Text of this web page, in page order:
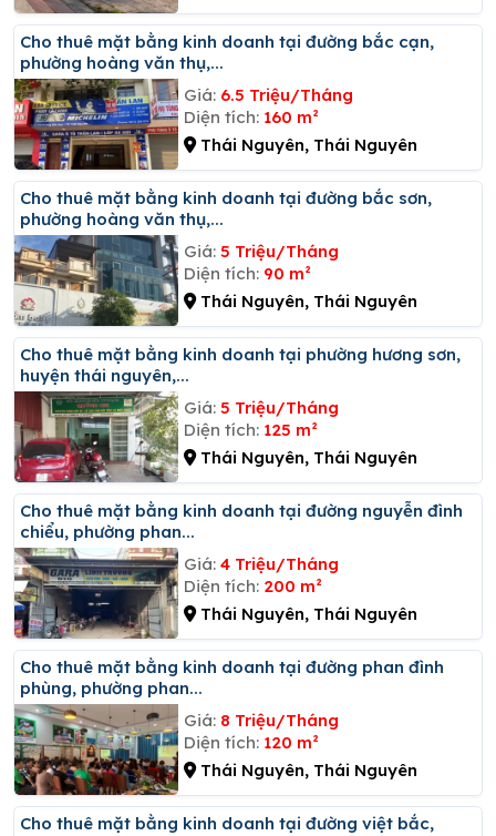
Cho thuê mặt bằng kinh doanh tại đường bắc cạn,
phường hoàng văn thụ,...
Giá: 6.5 Triệu/Tháng
Diện tích: 160 m²
Thái Nguyên, Thái Nguyên
Cho thuê mặt bằng kinh doanh tại đường bắc sơn,
phường hoàng văn thụ,...
Giá: 5 Triệu/Tháng
Diện tích: 90 m²
Thái Nguyên, Thái Nguyên
Cho thuê mặt bằng kinh doanh tại phường hương sơn,
huyện thái nguyên,...
Giá: 5 Triệu/Tháng
Diện tích: 125 m²
Thái Nguyên, Thái Nguyên
Cho thuê mặt bằng kinh doanh tại đường nguyễn đình
chiểu, phường phan...
Giá: 4 Triệu/Tháng
Diện tích: 200 m²
Thái Nguyên, Thái Nguyên
Cho thuê mặt bằng kinh doanh tại đường phan đình
phùng, phường phan...
Giá: 8 Triệu/Tháng
Diện tích: 120 m²
Thái Nguyên, Thái Nguyên
Cho thuê mặt bằng kinh doanh tại đường việt bắc,